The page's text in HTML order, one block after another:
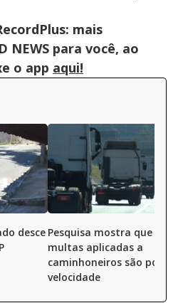
mais
NEWS para você, ao
o app aqui!
desce Pesquisa mostra que
multas aplicadas a
caminhoneiros são por
velocidade